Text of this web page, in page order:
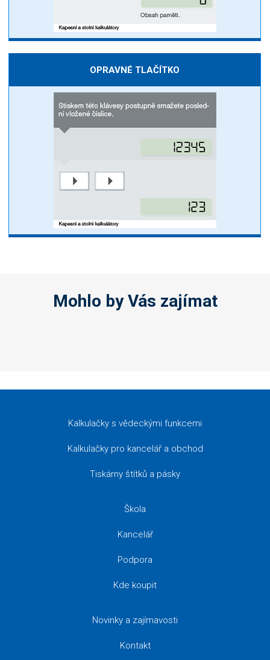
OPRAVNÉ TLAČÍTKO
Mohlo by Vás zajímat
Kalkulačky s vědeckými funkcemi
Kalkulačky pro kancelář a obchod
Tiskárny štítků a pásky
Škola
Kancelář
Podpora
Kde koupit
Novinky a zajímavosti
Kontakt